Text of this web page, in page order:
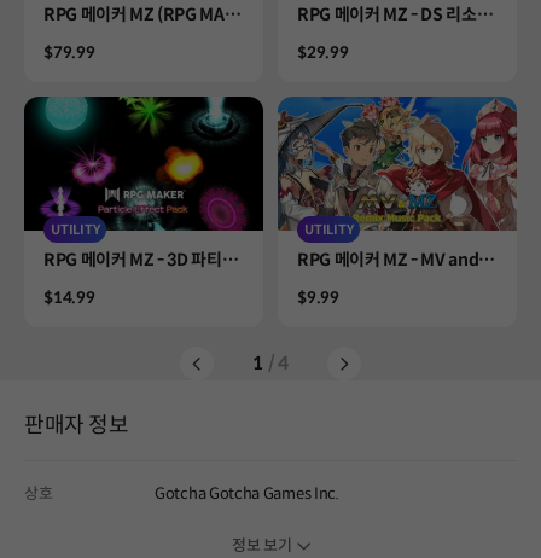
Product
RPG 메이커 MZ (RPG MAK
Price
$79.99
Product
RPG 메이커 MZ - DS 리소스
Price
$29.99
UTILITY
Product
RPG 메이커 MZ - 3D 파티클
Price
$14.99
UTILITY
Product
RPG 메이커 MZ - MV and M
Price
$9.99
1 / 4
판매자 정보
상호 Gotcha Gotcha Games Inc.
정보 보기